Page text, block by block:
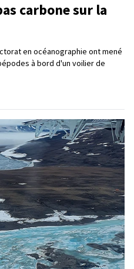
carbone sur la
en océanographie ont mené
à bord d'un voilier de